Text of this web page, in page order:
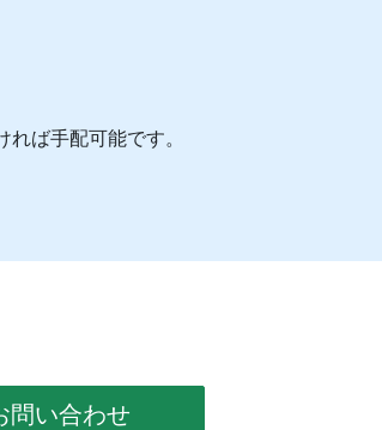
ば手配可能です。
問い合わせ